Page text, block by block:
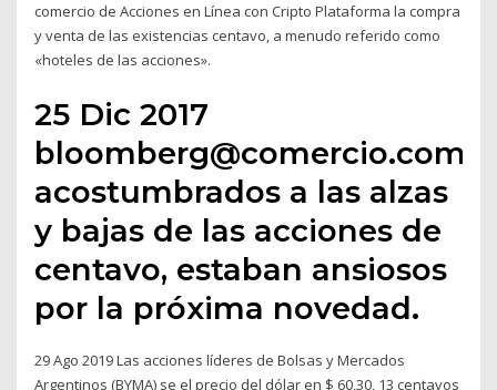
comercio de Acciones en Línea con Cripto Plataforma la compra
y venta de las existencias centavo, a menudo referido como
«hoteles de las acciones».
25 Dic 2017
acostumbrados a las alzas
y bajas de las acciones de
centavo, estaban ansiosos
por la próxima novedad.
29 Ago 2019 Las acciones líderes de Bolsas y Mercados
Argentinos (BYMA) se el precio del dólar en $ 60,30, 13 centavos